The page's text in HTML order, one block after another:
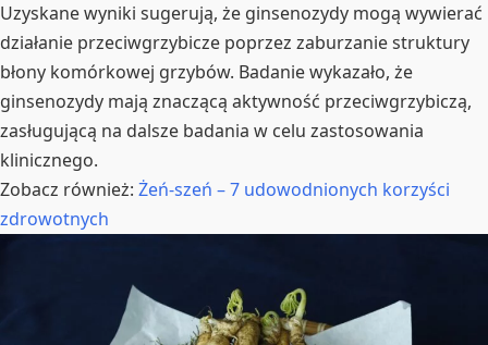
Uzyskane wyniki sugerują, że ginsenozydy mogą wywierać
działanie przeciwgrzybicze poprzez zaburzanie struktury
błony komórkowej grzybów. Badanie wykazało, że
ginsenozydy mają znaczącą aktywność przeciwgrzybiczą,
zasługującą na dalsze badania w celu zastosowania
klinicznego.
Zobacz również: Żeń-szeń – 7 udowodnionych korzyści
zdrowotnych